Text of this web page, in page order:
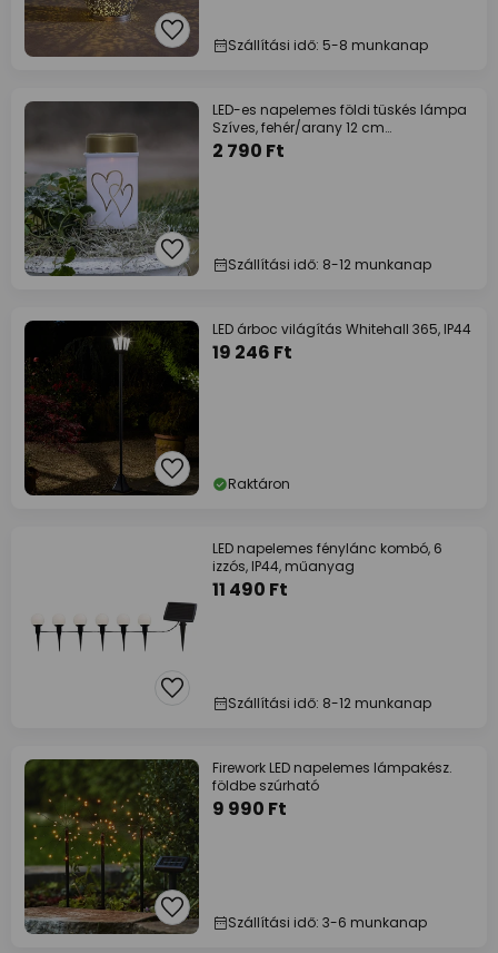
Szállítási idő: 5-8 munkanap
LED-es napelemes földi tüskés lámpa
Szíves, fehér/arany 12 cm
műanyagból
2 790 Ft
Szállítási idő: 8-12 munkanap
LED árboc világítás Whitehall 365, IP44
19 246 Ft
Raktáron
LED napelemes fénylánc kombó, 6
izzós, IP44, műanyag
11 490 Ft
Szállítási idő: 8-12 munkanap
Firework LED napelemes lámpakész.
földbe szúrható
9 990 Ft
Szállítási idő: 3-6 munkanap